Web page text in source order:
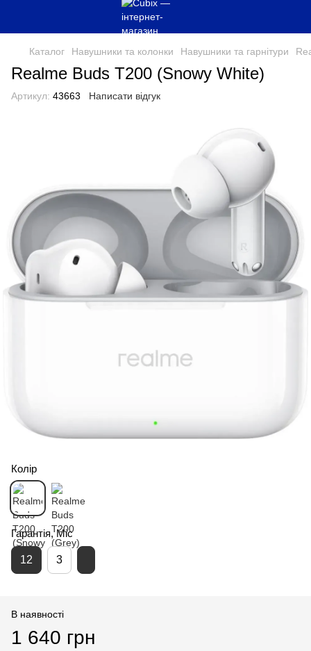
Каталог Навушники та колонки Навушники та гарнітури
Realme Buds T200 (Snowy White)
Артикул: 43663 Написати відгук
Колір
Гарантія, Міс
12 3
В наявності
1 640 грн